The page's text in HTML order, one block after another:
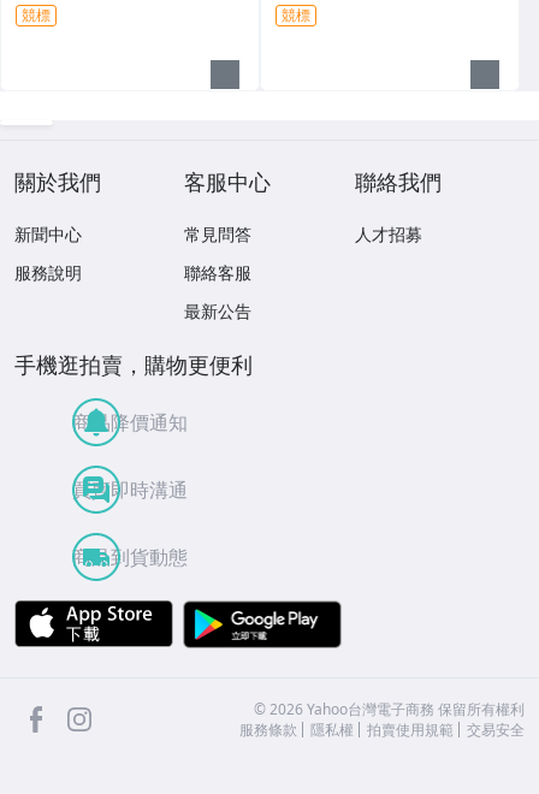
競標 競標
關於我們
新聞中心
服務說明
客服中心
常見問答
聯絡客服
最新公告
聯絡我們
人才招募
手機逛拍賣，購物更便利
商品降價通知
買賣即時溝通
商品到貨動態
APP Store
facebook ©2026 Yahoo台灣電子商務 保留所有權利
服務條款
隱私權 拍賣使用規範 交易安全